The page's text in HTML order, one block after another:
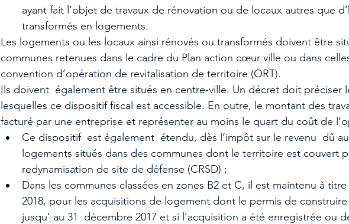
ayant fait l’objet de travaux de rénovation ou de locaux autres que
transformés en logements.
Les logements ou les locaux ainsi rénovés ou transformés doivent être
communes retenues dans le cadre du Plan action cœur ville ou dans
convention d’opération de revitalisation de territoire (ORT).
Ils doivent  également être situés en centre-ville. Un décret doit préciser
lesquelles ce dispositif fiscal est accessible. En outre, le montant des
facturé par une entreprise et représenter au moins le quart du coût de
Ce dispositif  est également  étendu, dès l’impôt sur le revenu  dû
logements situés dans des communes dont le territoire est couvert
redynamisation de site de défense (CRSD) ;
Dans les communes classées en zones B2 et C, il est maintenu à
2018, pour les acquisitions de logement dont le permis de
jusqu’ au 31  décembre 2017 et si l’acquisition a été enregistrée ou